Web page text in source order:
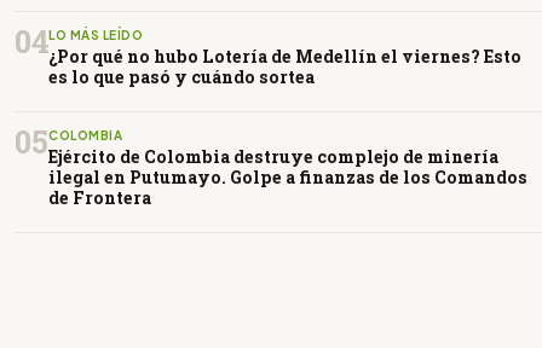
04LO MÁS LEÍDO
¿Por qué no hubo Lotería de Medellín el viernes? Esto
es lo que pasó y cuándo sortea
05COLOMBIA
Ejército de Colombia destruye complejo de minería
ilegal en Putumayo. Golpe a finanzas de los Comandos
de Frontera